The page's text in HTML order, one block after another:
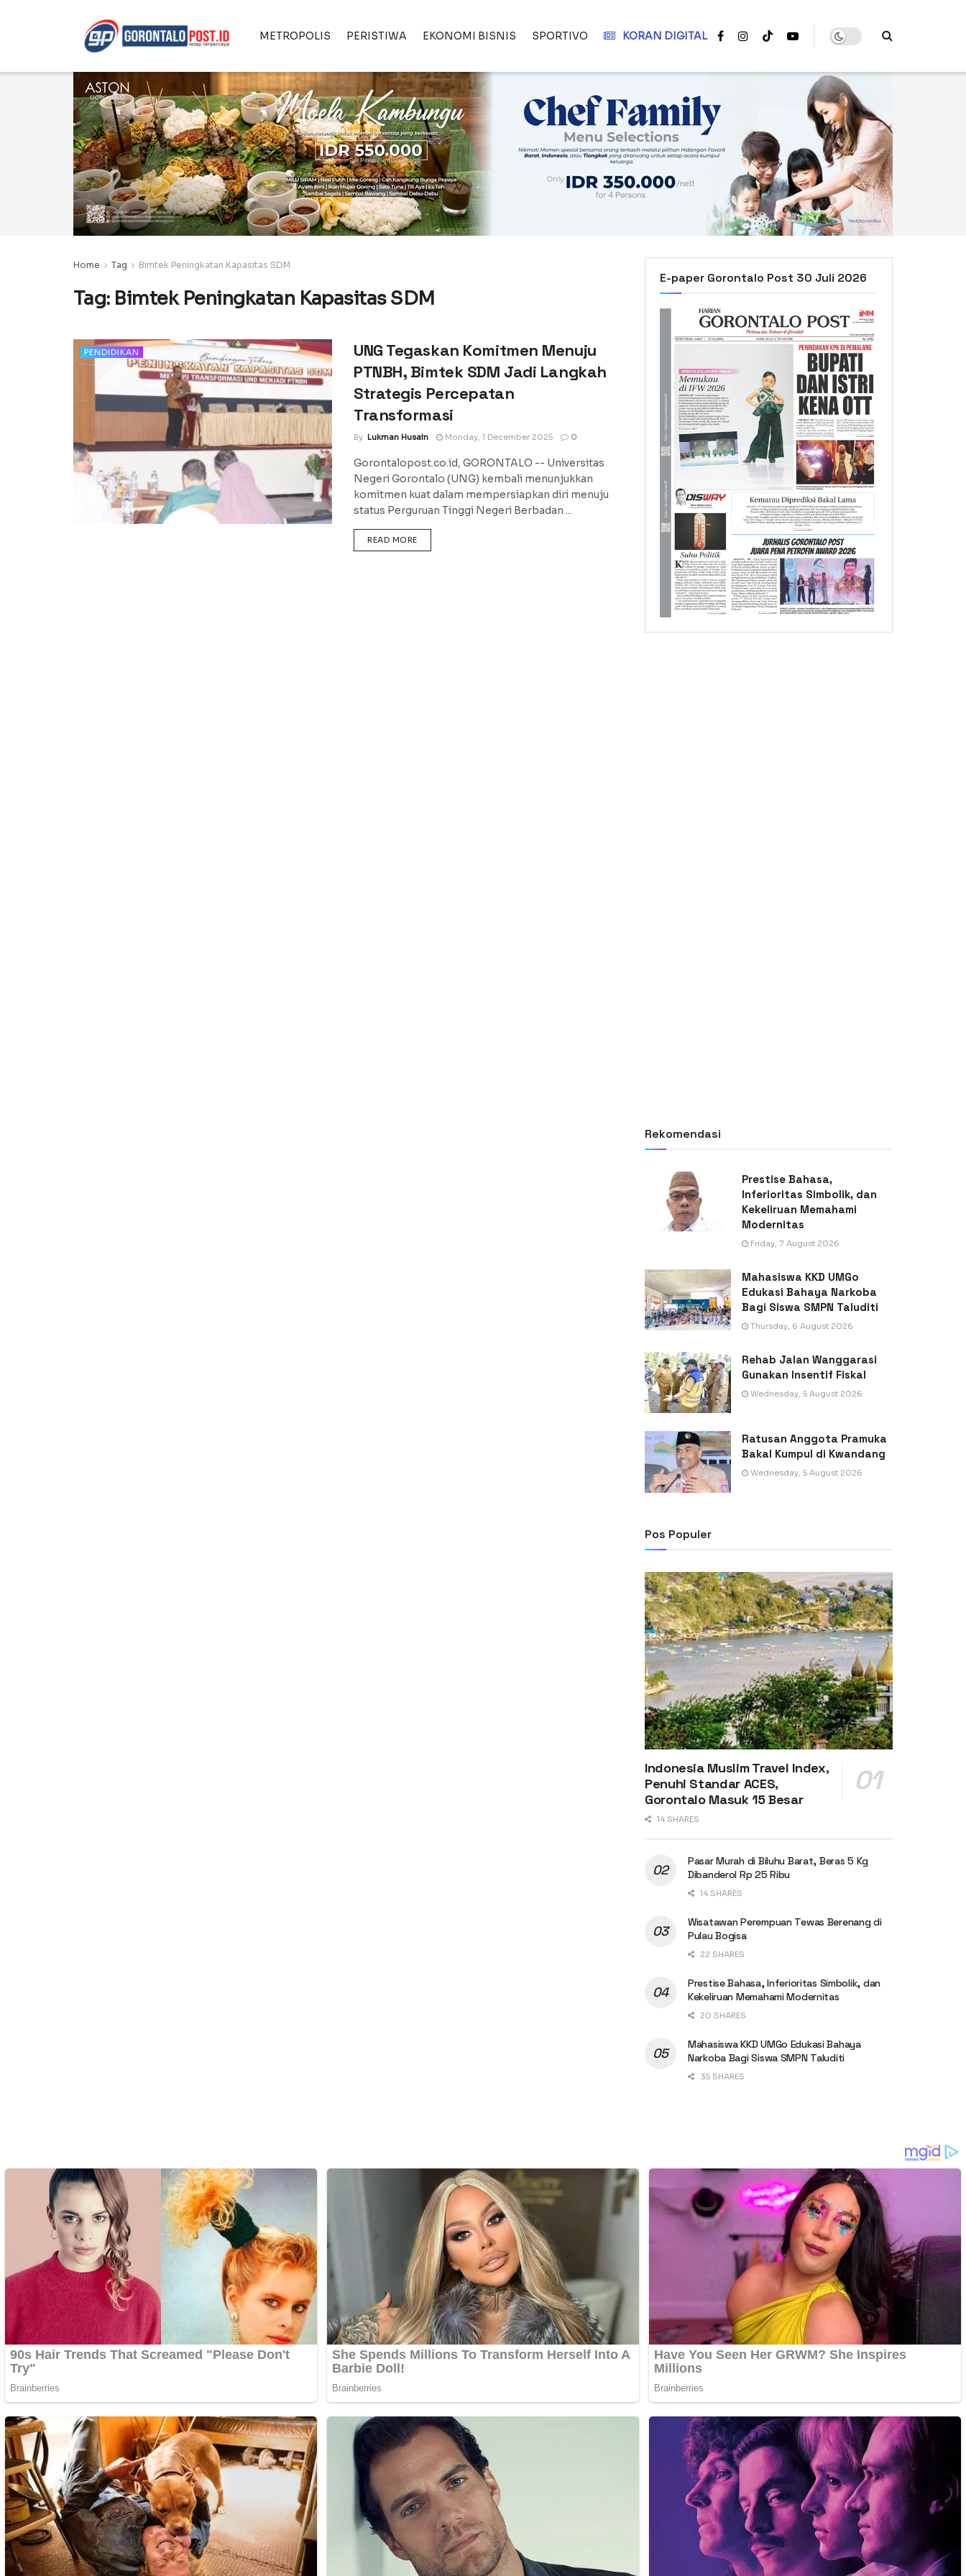
METROPOLIS PERISTIWA EKONOMI BISNIS SPORTIVO KORAN DIGITAL
Home Tag Bimtek Peningkatan Kapasitas SDM
Tag: Bimtek Peningkatan Kapasitas SDM
PENDIDIKAN
UNG Tegaskan Komitmen Menuju
PTNBH, Bimtek SDM Jadi Langkah
Strategis Percepatan
Transformasi
By Lukman Husain Monday, 1 December 2025 0
Gorontalopost.co.id, GORONTALO -- Universitas
Negeri Gorontalo (UNG) kembali menunjukkan
komitmen kuat dalam mempersiapkan diri menuju
status Perguruan Tinggi Negeri Berbadan ...
READ MOREDETAILS
E-paper Gorontalo Post 30 Juli 2026
Rekomendasi
Prestise Bahasa,
Inferioritas Simbolik, dan
Kekeliruan Memahami
Modernitas
Friday, 7 August 2026
Mahasiswa KKD UMGo
Edukasi Bahaya Narkoba
Bagi Siswa SMPN Taluditi
Thursday, 6 August 2026
Rehab Jalan Wanggarasi
Gunakan Insentif Fiskal
Wednesday, 5 August 2026
Ratusan Anggota Pramuka
Bakal Kumpul di Kwandang
Wednesday, 5 August 2026
Pos Populer
Indonesia Muslim Travel Index,
Penuhi Standar ACES,
Gorontalo Masuk 15 Besar
14 SHARES
Pasar Murah di Biluhu Barat, Beras 5 Kg
Dibanderol Rp 25 Ribu
14 SHARES
Wisatawan Perempuan Tewas Berenang di
Pulau Bogisa
22 SHARES
Prestise Bahasa, Inferioritas Simbolik, dan
Kekeliruan Memahami Modernitas
20 SHARES
Mahasiswa KKD UMGo Edukasi Bahaya
Narkoba Bagi Siswa SMPN Taluditi
35 SHARES